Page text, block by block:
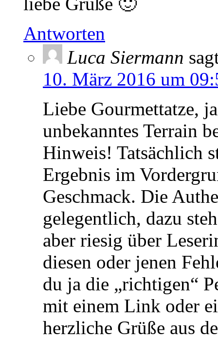
Antworten
Luca Siermann
10. März 2016 um
Liebe Gourmettatze,
unbekanntes Terrain
Hinweis! Tatsächlich
Ergebnis im
Geschmack. Die
gelegentlich, dazu
aber riesig über
diesen oder jenen
du ja die „richtigen“
mit einem Link oder
herzliche Grüße aus